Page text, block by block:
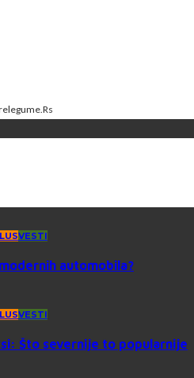
VESTI
automobila?
VESTI
Što severnije to popularnije